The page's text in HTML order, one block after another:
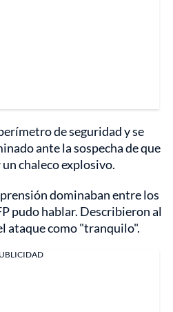
de seguridad y se
ante la sospecha de que
chaleco explosivo.
dominaban entre los
pudo hablar. Describieron al
ataque como "tranquilo".